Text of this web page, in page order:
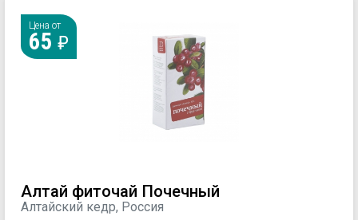
аллопуринола повышается выделение с мочой
гипоксантина и ксантина.
Цена от
65
Алтай фиточай Почечный
Алтайский кедр, Россия